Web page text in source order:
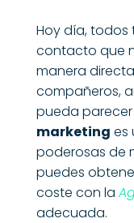
Hoy día, todos
contacto que
manera
compañeros,
pueda
marketing es
poderosas de
puedes
coste con la
adecuada.